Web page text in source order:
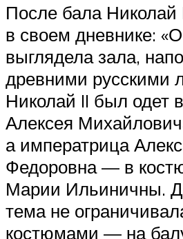
После бала Николай
в своем дневнике:
выглядела зала,
древними русскими
Николай II был одет
Алексея
а императрица
Федоровна — в
Марии Ильиничны.
тема не
костюмами — на